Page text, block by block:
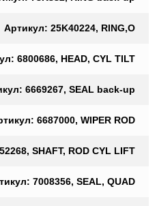
Артикул: 25K40224, RING,O
6800686, HEAD, CYL TILT
6669267, SEAL back-up
6687000, WIPER ROD
SHAFT, ROD CYL LIFT
7008356, SEAL, QUAD